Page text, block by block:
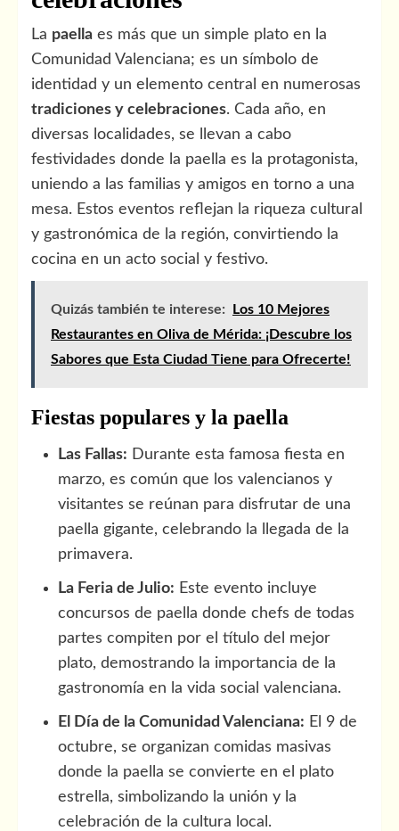
La paella es más que un simple plato en la
Comunidad Valenciana; es un símbolo de
identidad y un elemento central en numerosas
tradiciones y celebraciones. Cada año, en
diversas localidades, se llevan a cabo
festividades donde la paella es la protagonista,
uniendo a las familias y amigos en torno a una
mesa. Estos eventos reflejan la riqueza cultural
y gastronómica de la región, convirtiendo la
cocina en un acto social y festivo.
Quizás también te interese:
Los 10 Mejores
Restaurantes en Oliva de Mérida: ¡Descubre los
Sabores que Esta Ciudad Tiene para Ofrecerte!
Fiestas populares y la paella
Las Fallas: Durante esta famosa fiesta en
marzo, es común que los valencianos y
visitantes se reúnan para disfrutar de una
paella gigante, celebrando la llegada de la
primavera.
La Feria de Julio: Este evento incluye
concursos de paella donde chefs de todas
partes compiten por el título del mejor
plato, demostrando la importancia de la
gastronomía en la vida social valenciana.
El Día de la Comunidad Valenciana: El 9 de
octubre, se organizan comidas masivas
donde la paella se convierte en el plato
estrella, simbolizando la unión y la
celebración de la cultura local.